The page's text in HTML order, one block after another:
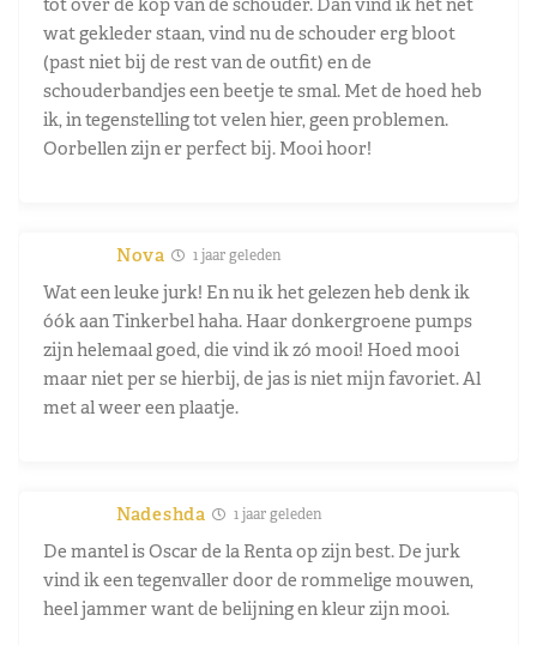
wat gekleder staan, vind nu de schouder erg bloot
(past niet bij de rest van de outfit) en de
schouderbandjes een beetje te smal. Met de hoed heb
ik, in tegenstelling tot velen hier, geen problemen.
Oorbellen zijn er perfect bij. Mooi hoor!
Nova 1 jaar geleden
Wat een leuke jurk! En nu ik het gelezen heb denk ik
óók aan Tinkerbel haha. Haar donkergroene pumps
zijn helemaal goed, die vind ik zó mooi! Hoed mooi
maar niet per se hierbij, de jas is niet mijn favoriet. Al
met al weer een plaatje.
Nadeshda 1 jaar geleden
De mantel is Oscar de la Renta op zijn best. De jurk
vind ik een tegenvaller door de rommelige mouwen,
heel jammer want de belijning en kleur zijn mooi.